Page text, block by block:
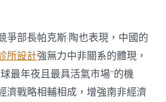
爭部長帕克斯·陶也表現，中國的
所設計強無力中非關系的體現，
最年夜且最具活氣市場”的機
濟戰略相輔相成，增強南非經濟